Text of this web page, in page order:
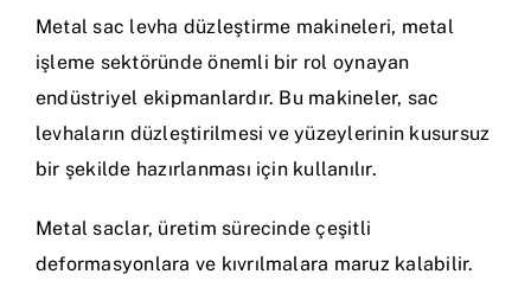
Metal sac levha düzleştirme makineleri, metal
işleme sektöründe önemli bir rol oynayan
endüstriyel ekipmanlardır. Bu makineler, sac
levhaların düzleştirilmesi ve yüzeylerinin kusursuz
bir şekilde hazırlanması için kullanılır.
Metal saclar, üretim sürecinde çeşitli
deformasyonlara ve kıvrılmalara maruz kalabilir.